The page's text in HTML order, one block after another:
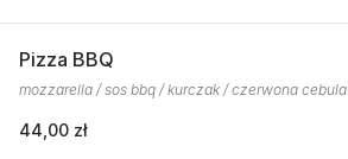
Pizza BBQ
mozzarella / sos bbq / kurczak / czerwona cebula
44,00 zł